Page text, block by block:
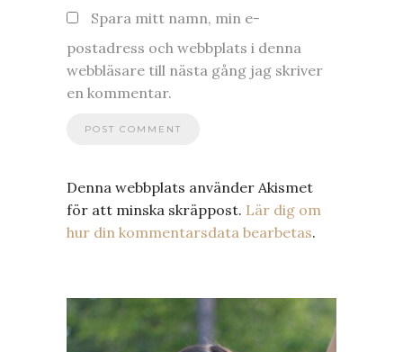
Spara mitt namn, min e-
postadress och webbplats i denna
webbläsare till nästa gång jag skriver
en kommentar.
Denna webbplats använder Akismet
för att minska skräppost. Lär dig om
hur din kommentarsdata bearbetas.